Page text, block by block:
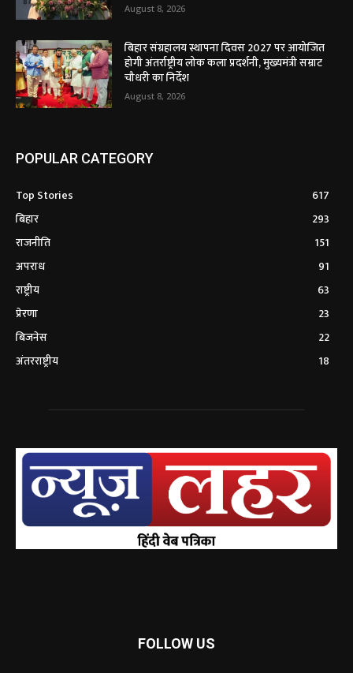
August 8, 2026
बिहार संग्रहालय स्थापना दिवस 2027 पर आयोजित
होगी अंतर्राष्ट्रीय लोक कला प्रदर्शनी, मुख्यमंत्री सम्राट
चौधरी का निर्देश
August 8, 2026
POPULAR CATEGORY
Top Stories
617
बिहार
293
राजनीति
151
अपराध
91
राष्ट्रीय
63
प्रेरणा
23
बिजनेस
22
अंतरराष्ट्रीय
18
FOLLOW US